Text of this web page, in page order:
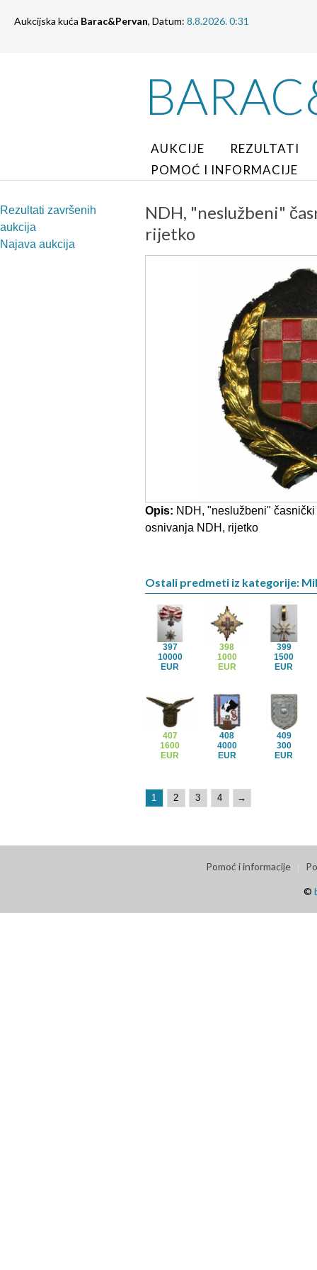
Aukcijska kuća Barac&Pervan, Datum: 8.8.2026. 0:31
AUKCIJE
REZULTATI
POMOĆ I INFORMACIJE
Rezultati završenih
aukcija
Najava aukcija
NDH, "neslužbeni"
rijetko
Opis: NDH, "neslužbeni"
osnivanja NDH, rijetko
Ostali predmeti iz kategorije:
397
10000
EUR
398
1000
EUR
399
1500
EUR
407
1600
EUR
408
4000
EUR
409
300
EUR
1 2 3 4 →
Pomoć i informacije
©